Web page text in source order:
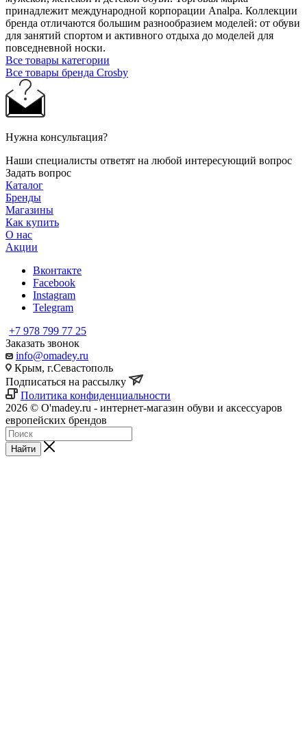
принадлежит международной корпорации Analpa. Коллекции
бренда отличаются большим разнообразием моделей: от обуви
для занятий спортом и активного отдыха до моделей для
повседневной носки.
Все товары категории
Все товары бренда Crosby
Нужна консультация?
Наши специалисты ответят на любой интересующий вопрос
Задать вопрос
Каталог
Бренды
Магазины
Как купить
О нас
Акции
Вконтакте
Facebook
Instagram
Telegram
+7 978 799 77 25
Заказать звонок
info@omadey.ru
Крым, г.Севастополь
Подписаться на рассылку
Политика конфиденциальности
2026 © O'madey.ru - интернет-магазин обуви и аксессуаров
европейских брендов
Найти